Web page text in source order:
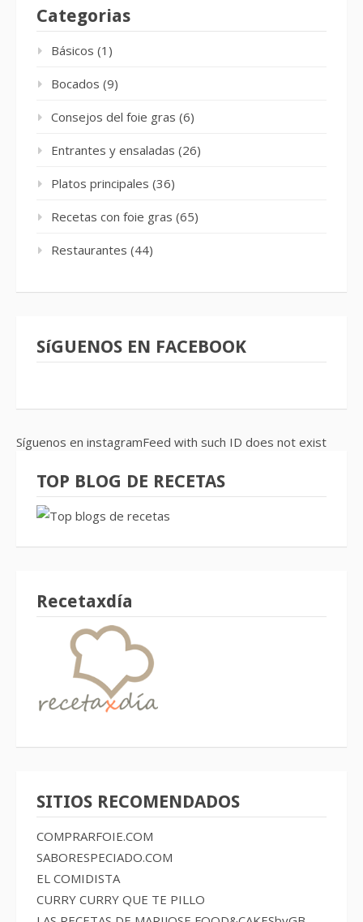
Categorias
Básicos (1)
Bocados (9)
Consejos del foie gras (6)
Entrantes y ensaladas (26)
Platos principales (36)
Recetas con foie gras (65)
Restaurantes (44)
SíGUENOS EN FACEBOOK
Síguenos en instagramFeed with such ID does not exist
TOP BLOG DE RECETAS
Recetaxdía
SITIOS RECOMENDADOS
COMPRARFOIE.COM
SABORESPECIADO.COM
EL COMIDISTA
CURRY CURRY QUE TE PILLO